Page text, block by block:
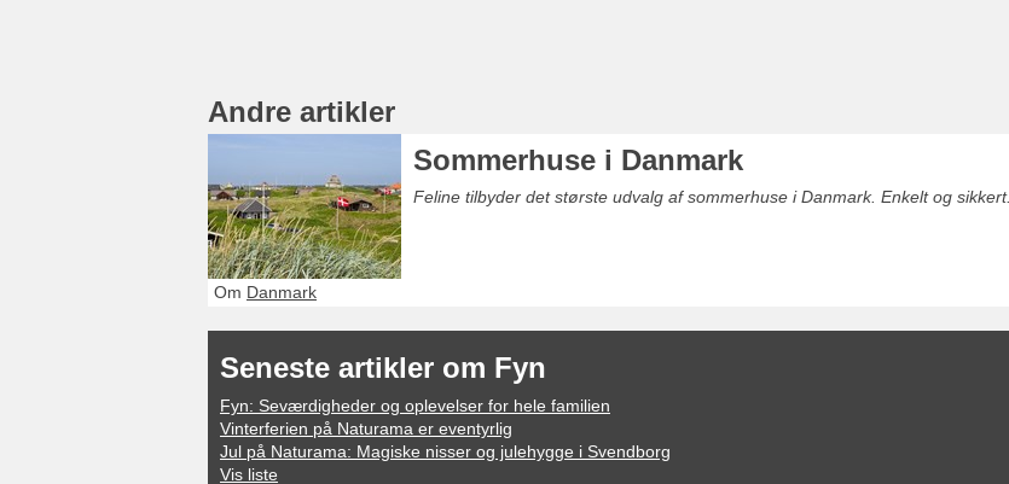
Andre artikler
Sommerhuse i Danmark
Feline tilbyder det største udvalg af sommerhuse i Danmark. Enkelt og sikkert.
Om Danmark
Seneste artikler om Fyn
Fyn: Seværdigheder og oplevelser for hele familien
Vinterferien på Naturama er eventyrlig
Jul på Naturama: Magiske nisser og julehygge i Svendborg
Vis liste